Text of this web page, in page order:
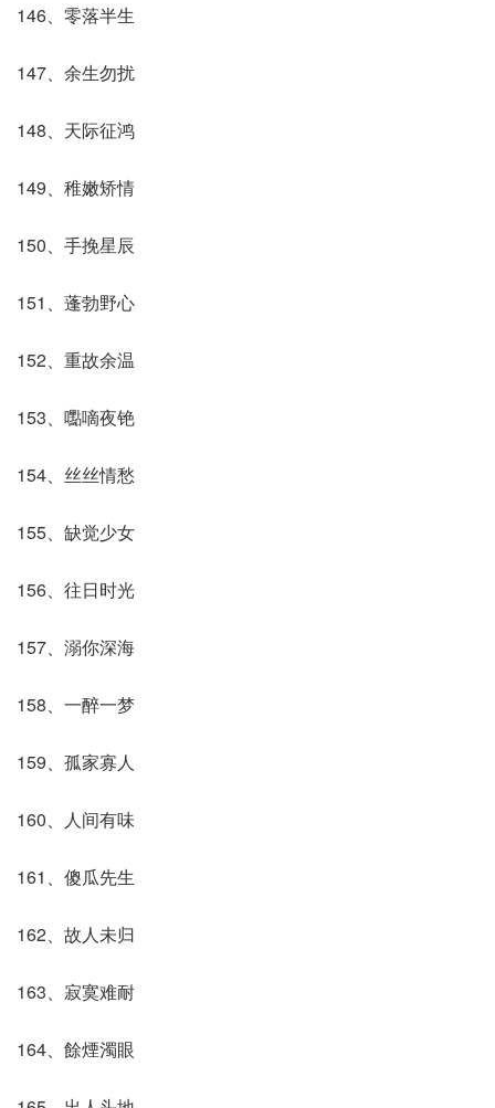
146、零落半生
147、余生勿扰
148、天际征鸿
149、稚嫩矫情
150、手挽星辰
151、蓬勃野心
152、重故余温
153、嚸嘀夜铯
154、丝丝情愁
155、缺觉少女
156、往日时光
157、溺你深海
158、一醉一梦
159、孤家寡人
160、人间有味
161、傻瓜先生
162、故人未归
163、寂寞难耐
164、餘煙濁眼